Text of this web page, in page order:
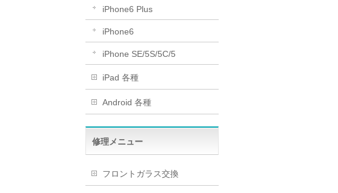
iPhone6 Plus
iPhone6
iPhone SE/5S/5C/5
iPad 各種
Android 各種
修理メニュー
フロントガラス交換